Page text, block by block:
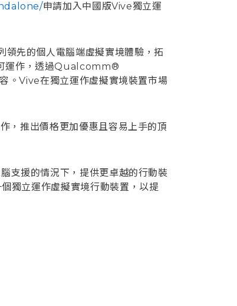
申請加入中國版Vive獨立運
領先的個人電腦端虛擬實境體驗，拓
運作，透過Qualcomm®
。Vive在獨立運作虛擬實境裝置市場
，推出價格更加優惠且容易上手的頂
援的情況下，提供更卓越的行動裝
獨立運作虛擬實境行動裝置，以提